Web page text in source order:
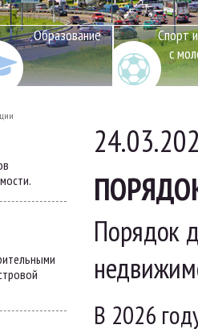
Образование
Спорт
с
Порядок
В 2026